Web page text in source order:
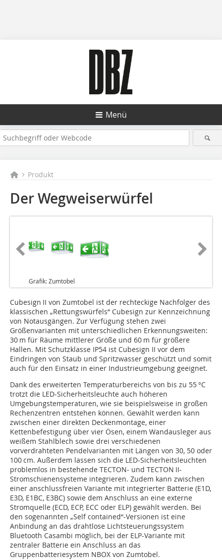
Menü
Produkt
Der Wegweiserwürfel
Grafik: Zumtobel
Cubesign II von Zumtobel ist der rechteckige Nachfolger des
klassischen „Rettungswürfels“ Cubesign zur Kennzeichnung
von Notausgängen. Zur Verfügung stehen zwei
Größenvarianten mit unterschiedlichen Erkennungsweiten:
30 m für Räume mittlerer Größe und 60 m für größere
Hallen. Mit Schutzklasse IP54 ist Cubesign II vor dem
Eindringen von Staub und Spritzwasser geschützt und somit
auch für den Einsatz in einer Industrieumgebung geeignet.
Dank des erweiterten Temperaturbereichs von bis zu 55 °C
trotzt die LED-Sicherheitsleuchte auch höheren
Umgebungstemperaturen, wie sie beispielsweise in großen
Rechenzentren entstehen können. Gewählt werden kann
zwischen einer direkten Deckenmontage, einer
Kettenbefestigung über vier Ösen, einem Wandausleger aus
weißem Stahlblech sowie drei verschiedenen
vorverdrahteten Pendelvarianten mit Längen von 30, 50 oder
100 cm. Außerdem lassen sich die LED-Sicherheitsleuchten
problemlos in bestehende TECTON- und TECTON II-
Stromschienensysteme integrieren. Zudem kann zwischen
einer anschlussfreien Variante mit integrierter Batterie (E1D,
E3D, E1BC, E3BC) sowie dem Anschluss an eine externe
Stromquelle (ECD, ECP, ECC oder ELP) gewählt werden. Bei
den sogenannten „Self contained“-Versionen ist eine
Anbindung an das drahtlose Lichtsteuerungssystem
Bluetooth Casambi möglich, bei der ELP-Variante mit
zentraler Batterie ein Anschluss an das
Gruppenbatteriesystem NBOX von Zumtobel.